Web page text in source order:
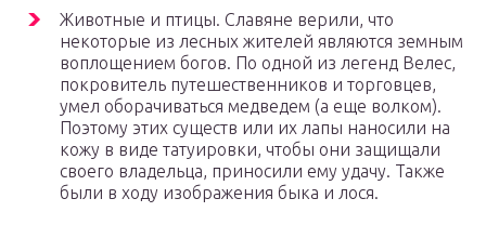
Животные и птицы. Славяне верили, что
некоторые из лесных жителей являются земным
воплощением богов. По одной из легенд Велес,
покровитель путешественников и торговцев,
умел оборачиваться медведем (а еще волком).
Поэтому этих существ или их лапы наносили на
кожу в виде татуировки, чтобы они защищали
своего владельца, приносили ему удачу. Также
были в ходу изображения быка и лося.